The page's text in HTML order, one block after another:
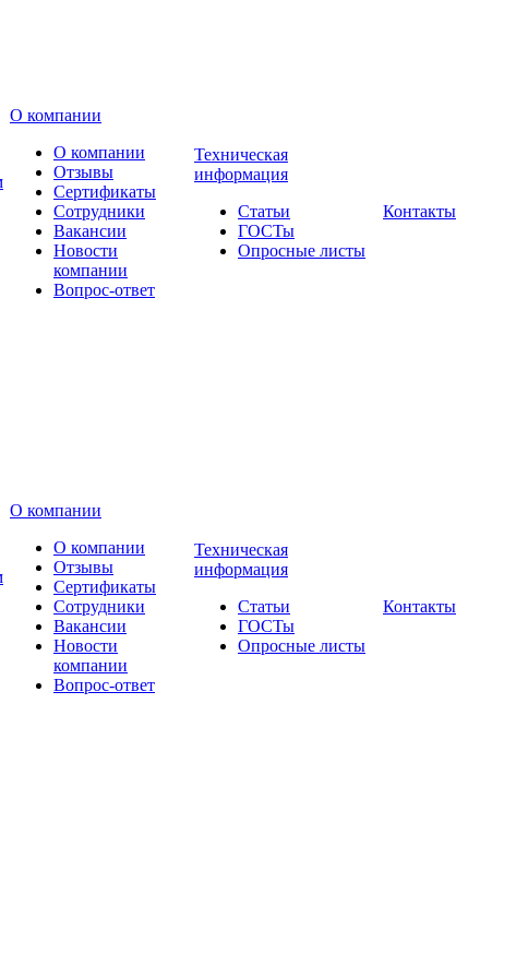
О компании
О компании
Отзывы
Сертификаты
Сотрудники
Вакансии
Новости
компании
Вопрос-ответ
Техническая
информация
Статьи
ГОСТы
Опросные листы
Контакты
О компании
О компании
Отзывы
Сертификаты
Сотрудники
Вакансии
Новости
компании
Вопрос-ответ
Техническая
информация
Статьи
ГОСТы
Опросные листы
Контакты